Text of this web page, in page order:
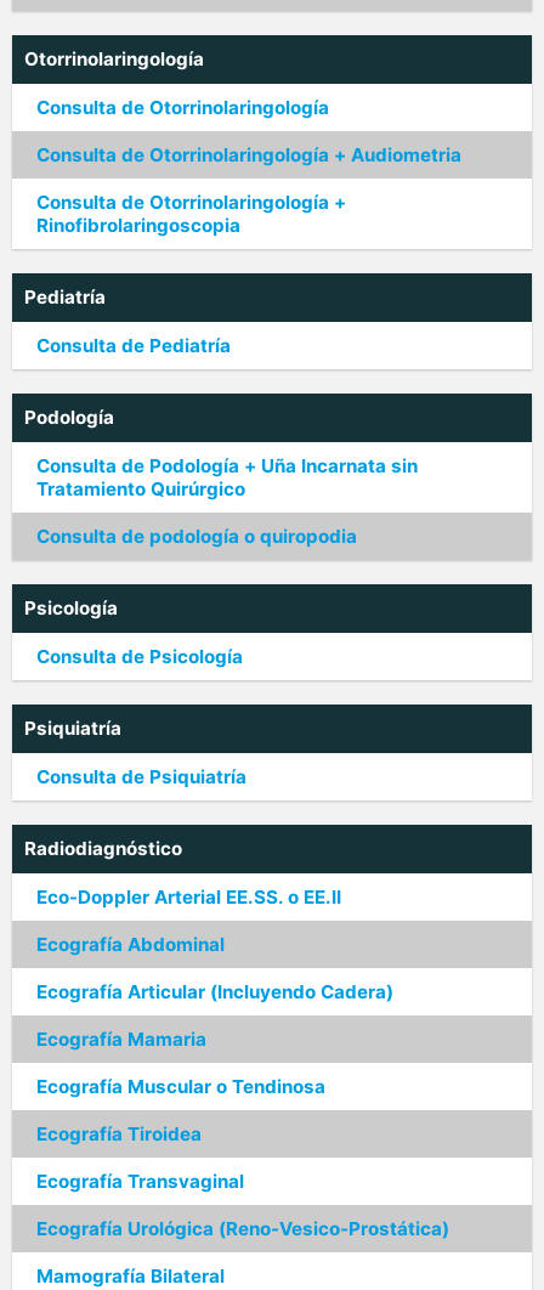
Otorrinolaringología
Consulta de Otorrinolaringología
Consulta de Otorrinolaringología + Audiometria
Consulta de Otorrinolaringología +
Rinofibrolaringoscopia
Pediatría
Consulta de Pediatría
Podología
Consulta de Podología + Uña Incarnata sin
Tratamiento Quirúrgico
Consulta de podología o quiropodia
Psicología
Consulta de Psicología
Psiquiatría
Consulta de Psiquiatría
Radiodiagnóstico
Eco-Doppler Arterial EE.SS. o EE.II
Ecografía Abdominal
Ecografía Articular (Incluyendo Cadera)
Ecografía Mamaria
Ecografía Muscular o Tendinosa
Ecografía Tiroidea
Ecografía Transvaginal
Ecografía Urológica (Reno-Vesico-Prostática)
Mamografía Bilateral